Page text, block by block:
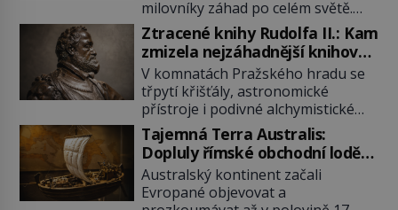
milovníky záhad po celém světě.
Tato románská zlatnická památka
ze 13. století je po českých
korunovačních klenotech druhým
nejcennějším movitým majetkem v
České republice. Přestože byl
klenot v roce 1985 po dramatickém
pátrání kriminalistů úspěšně
nalezen, jeho minulost stále
obestírá hustá mlha. Otázky, jak
přesně se tato […]
Ztracené knihy Rudolfa II.: Kam
zmizela nejzáhadnější knihovna
Evropy?
V komnatách Pražského hradu se
třpytí křišťály, astronomické
přístroje i podivné alchymistické
rukopisy. Císař Rudolf II.
shromažďuje vše, co souvisí s
tajemstvím přírody, hvězd i
lidského poznání. Jenže po jeho
smrti se jeho slavné sbírky začínají
Tajemná Terra Australis:
Dopluly římské obchodní lodě
až do Austrálie?
Australský kontinent začali
Evropané objevovat a